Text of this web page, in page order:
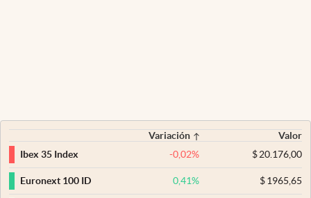
Variación
Valor
Ibex 35 Index
-0,02% $20.176,00
Euronext 100 ID 0,41% $1965,65